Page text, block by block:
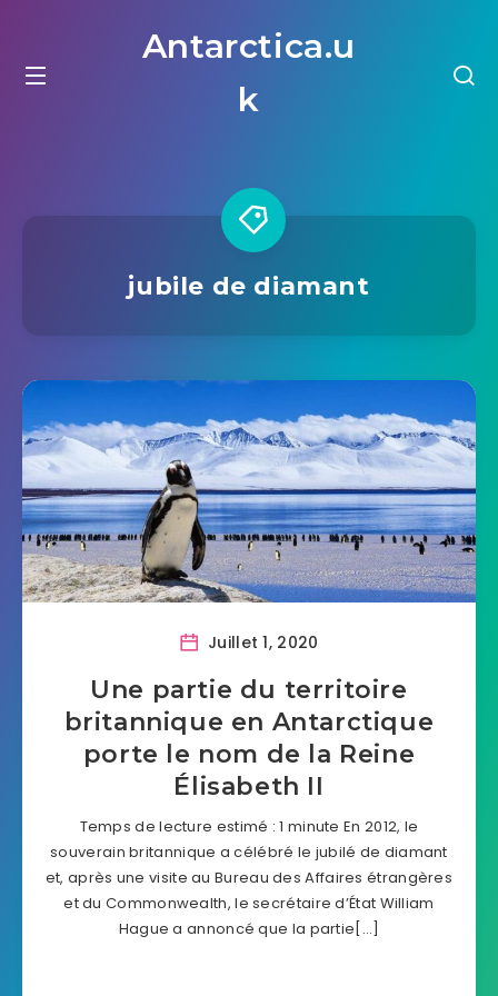
Antarctica.u
k
jubile de diamant
Juillet 1, 2020
Une partie du territoire
britannique en Antarctique
porte le nom de la Reine
Élisabeth II
Temps de lecture estimé : 1 minute En 2012, le
souverain britannique a célébré le jubilé de diamant
et, après une visite au Bureau des Affaires étrangères
et du Commonwealth, le secrétaire d’État William
Hague a annoncé que la partie[…]